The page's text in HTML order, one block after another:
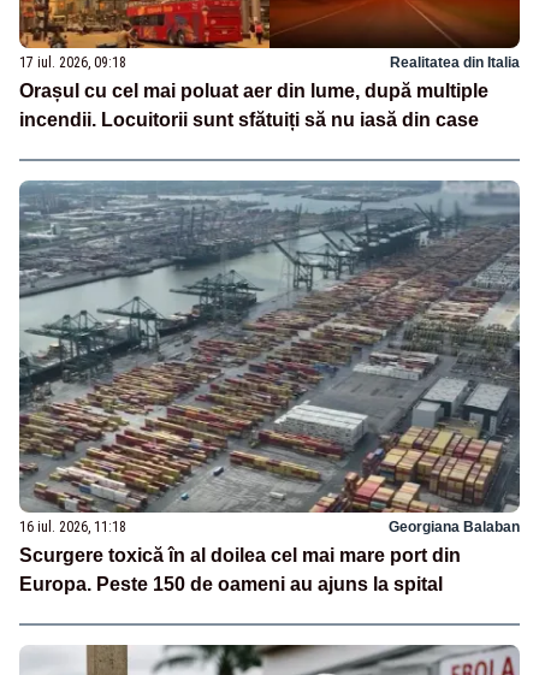
17 iul. 2026, 09:18 Realitatea din Italia
Orașul cu cel mai poluat aer din lume, după multiple
incendii. Locuitorii sunt sfătuiți să nu iasă din case
16 iul. 2026, 11:18 Georgiana Balaban
Scurgere toxică în al doilea cel mai mare port din
Europa. Peste 150 de oameni au ajuns la spital